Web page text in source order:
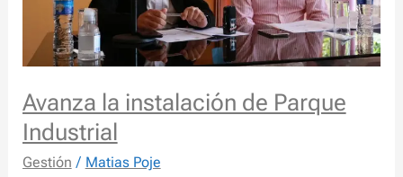
Avanza la instalación de Parque
Industrial
Gestión / Matias Poje